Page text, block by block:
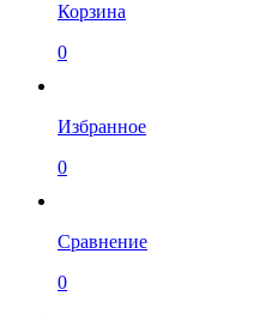
Корзина
0
Избранное
0
Сравнение
0